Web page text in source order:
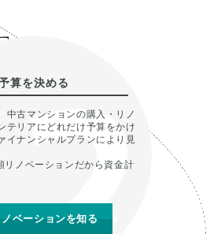
算を決める
中古マンションの購入・リノ
テリアにどれだけ予算をかけ
イナンシャルプランにより見
リノベーションだから資金計
ベーションを知る